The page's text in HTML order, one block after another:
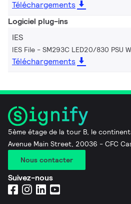
Téléchargements
Logiciel plug-ins
IES
IES File - SM293C LED20/830 PSU
Téléchargements
5ème étage de la tour B, le
Avenue Main Street, 20036 - CFC
Nous contacter
Suivez-nous